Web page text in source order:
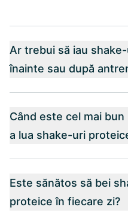
Ar trebui să iau
înainte sau după
Când este cel mai
a lua shake-uri
Este sănătos să bei
proteice în fiecare zi?